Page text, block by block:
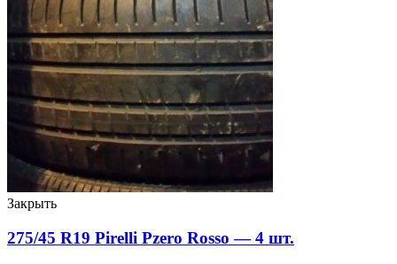
Закрыть
275/45 R19 Pirelli Pzero Rosso — 4 шт.